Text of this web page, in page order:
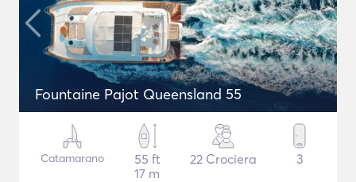
Fountaine Pajot Queensland 55
Catamarano
55 ft
17 m
22 Crociera 3